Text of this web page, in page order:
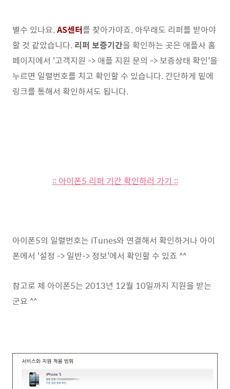
별수 있나요. AS센터를 찾아가야죠. 아무래도 리퍼를 받아야
할 것 같았습니다. 리퍼 보증기간을 확인하는 곳은 애플사 홈
페이지에서 '고객지원 -> 애플 지원 문의 -> 보증상태 확인'을
누르면 일렬번호를 치고 확인할 수 있습니다. 간단하게 밑에
링크를 통해서 확인하셔도 됩니다.
:: 아이폰5 리퍼 기간 확인하러 가기 ::
아이폰5의 일렬번호는 iTunes와 연결해서 확인하거나 아이
폰에서 '설정 -> 일반-> 정보'에서 확인할 수 있죠 ^^
참고로 제 아이폰5는 2013년 12월 10일까지 지원을 받는
군요 ^^